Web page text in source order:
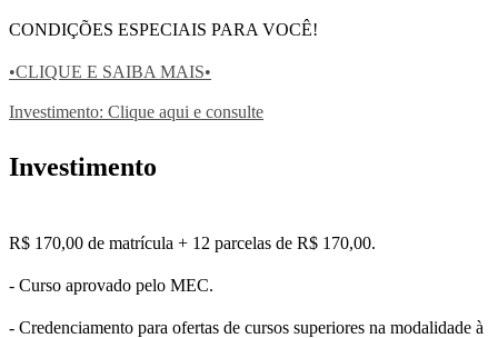
CONDIÇÕES ESPECIAIS PARA VOCÊ!
•CLIQUE E SAIBA MAIS•
Investimento: Clique aqui e consulte
Investimento
R$ 170,00 de matrícula + 12 parcelas de R$ 170,00.
- Curso aprovado pelo MEC.
- Credenciamento para ofertas de cursos superiores na modalidade à